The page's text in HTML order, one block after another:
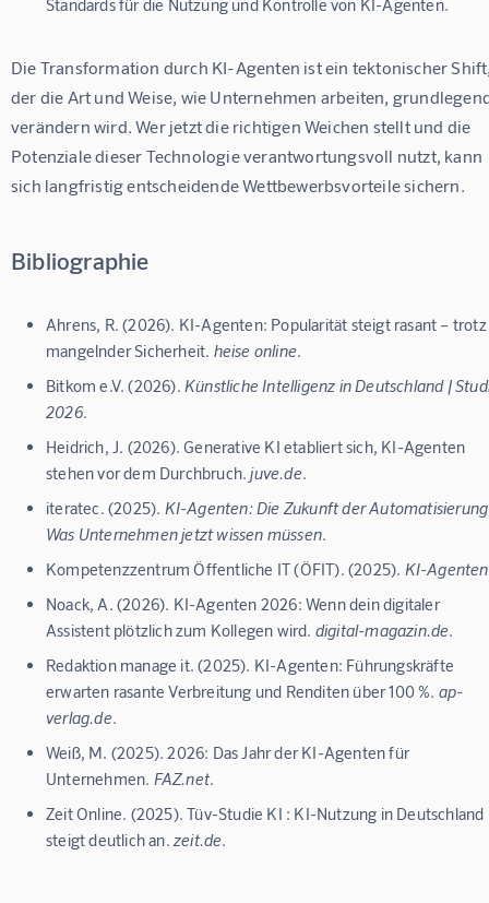
Standards für die Nutzung und Kontrolle von KI-Agenten.
Die Transformation durch KI-Agenten ist ein tektonischer
der die Art und Weise, wie Unternehmen arbeiten,
verändern wird. Wer jetzt die richtigen Weichen stellt und die
Potenziale dieser Technologie verantwortungsvoll nutzt, kann
sich langfristig entscheidende Wettbewerbsvorteile sichern.
Bibliographie
Ahrens, R. (2026). KI-Agenten: Popularität steigt rasant – trotz
mangelnder Sicherheit. heise online.
Bitkom e.V. (2026). Künstliche Intelligenz in Deutschland |
2026.
Heidrich, J. (2026). Generative KI etabliert sich, KI-Agenten
stehen vor dem Durchbruch.juve.de.
iteratec. (2025). KI-Agenten: Die Zukunft der
Was Unternehmen jetzt wissen müssen.
Kompetenzzentrum Öffentliche IT (ÖFIT). (2025). KI-Agenten
Noack, A. (2026). KI-Agenten 2026: Wenn dein digitaler
Assistent plötzlich zum Kollegen wird. digital-magazin.de.
Redaktion manage it. (2025). KI-Agenten: Führungskräfte
erwarten rasante Verbreitung und Renditen über 100 %. ap-
verlag.de.
Weiß, M. (2025). 2026: Das Jahr der KI-Agenten für
Unternehmen. FAZ.net.
Zeit Online. (2025). Tüv-Studie KI : KI-Nutzung in Deutschland
steigt deutlich an. zeit.de.